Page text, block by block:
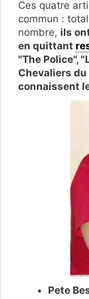
Ces quatre
commun :
nombre, ils
en quittant
"The Police",
Chevaliers du
connaissent
Pete